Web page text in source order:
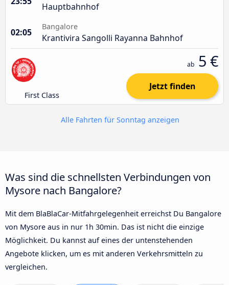
Hauptbahnhof
02:05
Bangalore
Krantivira Sangolli Rayanna Bahnhof
First Class
ab 5 €
Jetzt finden
Alle Fahrten für Sonntag anzeigen
Was sind die schnellsten Verbindungen von
Mysore nach Bangalore?
Mit dem BlaBlaCar-Mitfahrgelegenheit erreichst Du Bangalore
von Mysore aus in nur 1h 30min. Das ist nicht die einzige
Möglichkeit. Du kannst auf eines der untenstehenden
Angebote klicken, um es mit anderen Verkehrsmitteln zu
vergleichen.